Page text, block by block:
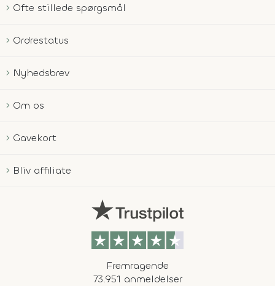
Ofte stillede spørgsmål
Ordrestatus
Nyhedsbrev
Om os
Gavekort
Bliv affiliate
Fremragende
73.951 anmeldelser